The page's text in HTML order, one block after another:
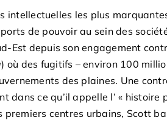
intellectuelles les plus
de pouvoir au sein des
Est depuis son engagement
) où des fugitifs – environ 100
des plaines. Une
dans ce qu’il appelle l’ «
premiers centres urbains, Scott